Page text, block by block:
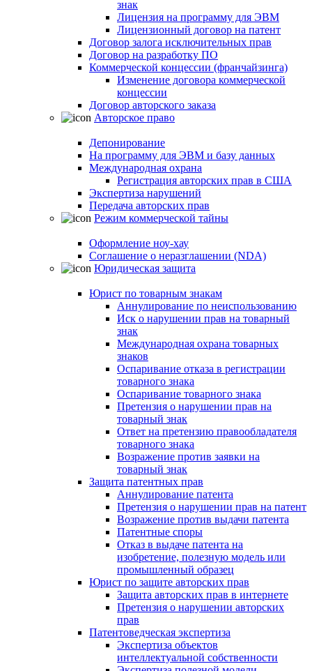
знак
Лицензия на программу для ЭВМ
Лицензионный договор на патент
Договор залога исключительных прав
Договор на разработку ПО
Коммерческой концессии (франчайзинга)
Изменение договора коммерческой
концессии
Договор авторского заказа
Авторское право
Депонирование
На программу для ЭВМ и базу данных
Международная охрана
Регистрация авторских прав в США
Экспертиза нарушений
Передача авторских прав
Режим коммерческой тайны
Оформление ноу-хау
Соглашение о неразглашении (NDA)
Юридическая защита
Юрист по товарным знакам
Аннулирование по неиспользованию
Иск о нарушении прав на товарный
знак
Международная охрана товарных
знаков
Оспаривание отказа в регистрации
товарного знака
Оспаривание товарного знака
Претензия о нарушении прав на
товарный знак
Ответ на претензию правообладателя
товарного знака
Возражение против заявки на
товарный знак
Защита патентных прав
Аннулирование патента
Претензия о нарушении прав на патент
Возражение против выдачи патента
Патентные споры
Отказ в выдаче патента на
изобретение, полезную модель или
промышленный образец
Юрист по защите авторских прав
Защита авторских прав в интернете
Претензия о нарушении авторских
прав
Патентоведческая экспертиза
Экспертиза объектов
интеллектуальной собственности